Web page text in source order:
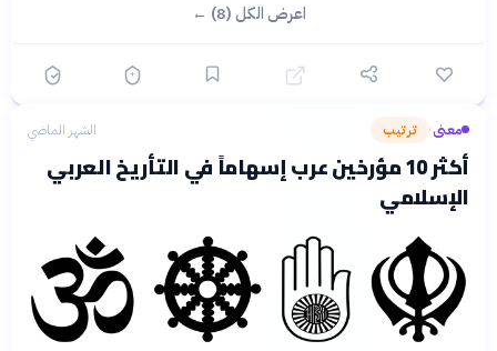
اعرض الكل (8) ←
معنى› ترتيب الشهر الماضي
أكثر 10 مؤرخين عرب إسهاماً في التأريخ العربي
الإسلامي